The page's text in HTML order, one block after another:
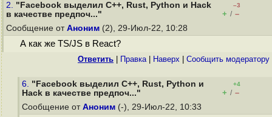
2. "Facebook выделил C++, Rust, Python и Hack
в качестве предпоч..."
–3
+ / –
Сообщение от Аноним (2), 29-Июл-22, 10:28
А как же TS/JS в React?
Ответить Правка| Наверх Cообщить модератору
6. "Facebook выделил C++, Rust, Python и
Hack в качестве предпоч..."
+4
+ / –
Сообщение от Аноним (-), 29-Июл-22, 10:33